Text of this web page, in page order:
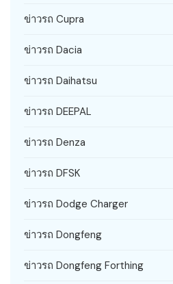
ข่าวรถ Cupra
ข่าวรถ Dacia
ข่าวรถ Daihatsu
ข่าวรถ DEEPAL
ข่าวรถ Denza
ข่าวรถ DFSK
ข่าวรถ Dodge Charger
ข่าวรถ Dongfeng
ข่าวรถ Dongfeng Forthing